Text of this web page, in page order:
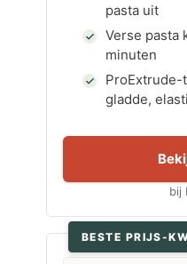
pasta uit
Verse pasta
minuten
gladde,
bij
BESTE PRIJS-